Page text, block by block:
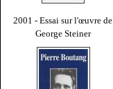
2001 - Essai sur l'œuvre de
George Steiner